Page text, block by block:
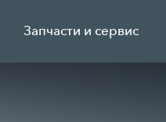
Запчасти и сервис